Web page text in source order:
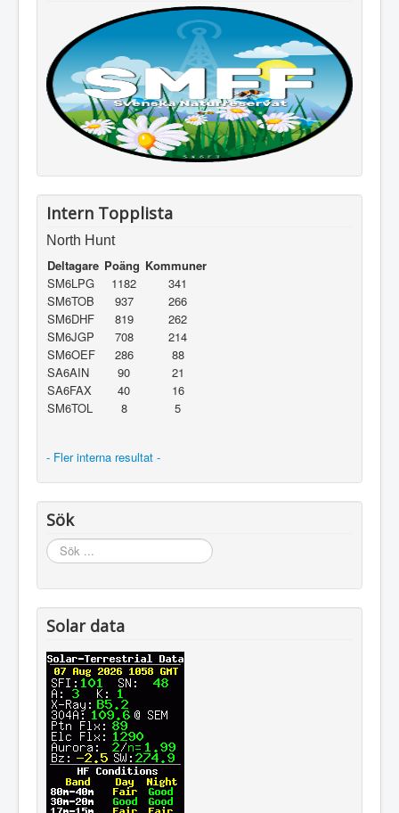
Intern Topplista
North Hunt
Deltagare Poäng Kommuner
SM6LPG
1182
341
SM6TOB
937
266
SM6DHF
819
262
SM6JGP
708
214
SM6OEF
286
88
SA6AIN
90
21
SA6FAX
40
16
SM6TOL
8 5
- Fler interna resultat -
Sök
Sök
...
Solar data